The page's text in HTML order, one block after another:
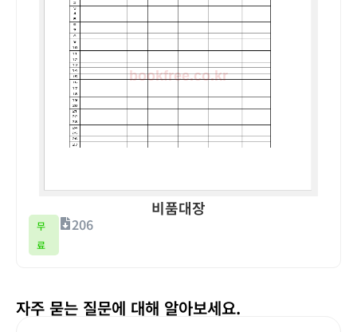
비품대장
무
료
206
자주 묻는 질문에 대해 알아보세요.